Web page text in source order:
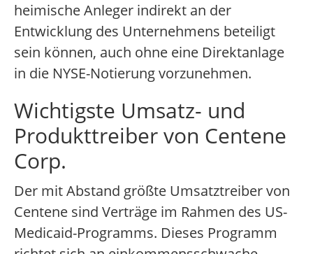
heimische Anleger indirekt an der
Entwicklung des Unternehmens beteiligt
sein können, auch ohne eine Direktanlage
in die NYSE-Notierung vorzunehmen.
Wichtigste Umsatz- und
Produkttreiber von Centene
Corp.
Der mit Abstand größte Umsatztreiber von
Centene sind Verträge im Rahmen des US-
Medicaid-Programms. Dieses Programm